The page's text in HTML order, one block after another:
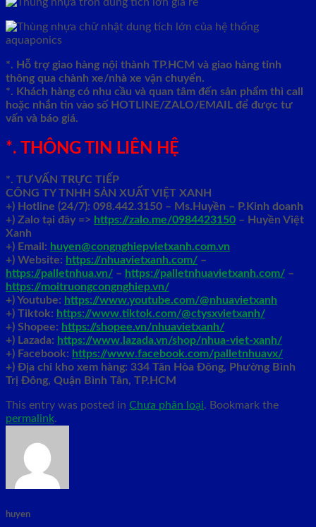
*. Hỗ trợ giao hàng nội thành TP.HCM và giao hàng tỉnh
thông qua chành xe/nhà xe vận chuyển.
*. Khách hàng có nhu cầu và quan tâm đến sản phẩm thì call
hoặc nhắn tin vào số HOTLINE/ZALO/EMAIL để được tư
vấn và báo giá.
*. THÔNG TIN LIÊN HỆ
*. TƯ VẤN TRỰC TIẾP
CÔNG TY TNHH SẢN XUẤT VIỆT XANH
+) Hotline (24/7): 098.442.3150 – Ms.Huyền – P.Kinh doanh
+) Zalo tại đây => https://zalo.me/0984423150 – Huyền Việt
Xanh
+) Email: huyen@congnghiepvietxanh.com.vn
+) Website: https://nhuavietxanh.com/ –
https://palletnhua.vn/ – https://palletnhuavietxanh.com/ –
https://moitruongcongnghiep.vn/
+) Youtube: https://www.youtube.com/@nhuavietxanh
+) Tiktok: https://www.tiktok.com/@ctysxvietxanh/
+) Shopee: https://shopee.vn/nhuavietxanh/
+) Lazada: https://www.lazada.vn/shop/nhua-viet-xanh/
+) Facebook: https://www.facebook.com/palletnhuavx/
+) Địa chỉ kho xem hàng: 334 Tân Hòa Đông, Phường Bình
Trị Đông, Quận Bình Tân, TP.HCM
This entry was posted in Chưa phân loại. Bookmark the
permalink.
huyen